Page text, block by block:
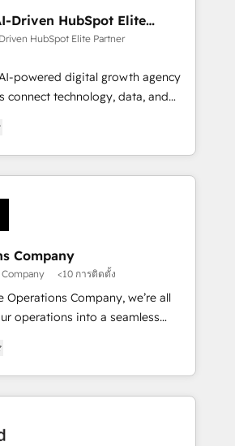
Driven HubSpot Elite
HubSpot Elite Partner
powered digital growth agency
connect technology, data, and
across Spain, LATAM, and
global companies in building
sales, and customer success
we combine human insight
to drive sustainable
team designs solutions
boost performance, and
🌍 Highlights •
since 2012 • 2022 EMEA Impact
30+ industries • Proprietary
• Multilingual team:
Company
<10 การติดตั้ง
Operations Company, we’re all
operations into a seamless
systems into efficient,
that work across your entire
how. We know that no two